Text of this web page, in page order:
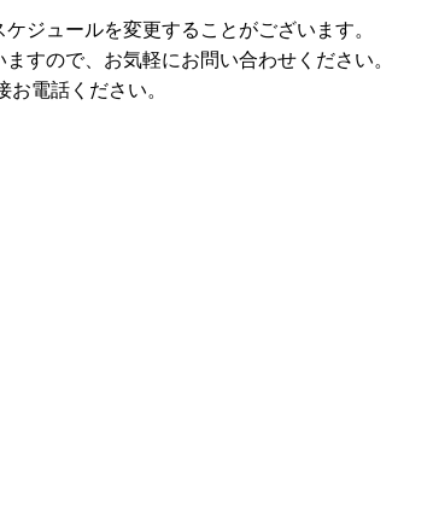
ジュールを変更することがございます。
すので、お気軽にお問い合わせください。
電話ください。